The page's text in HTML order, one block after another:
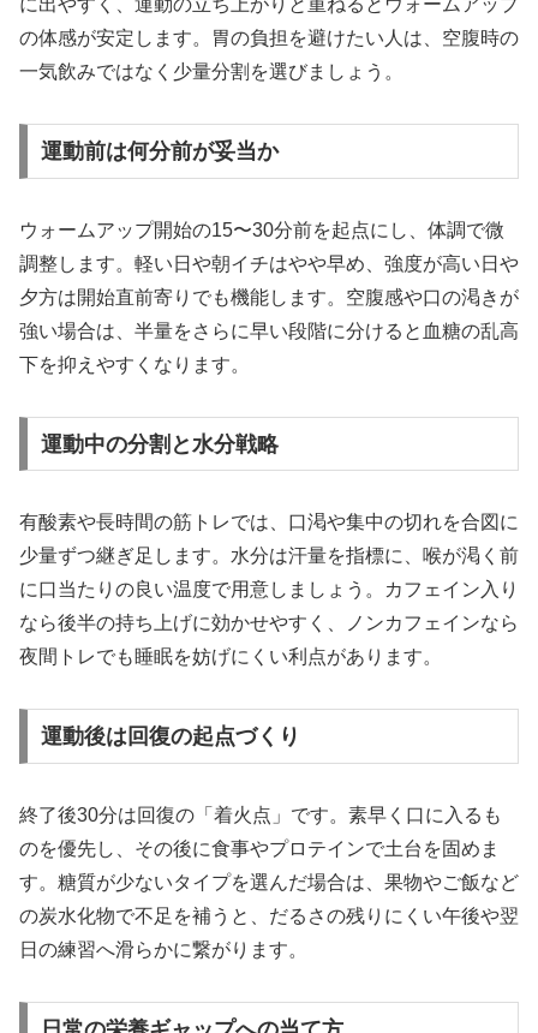
に出やすく、運動の立ち上がりと重ねるとウォームアップ
の体感が安定します。胃の負担を避けたい人は、空腹時の
一気飲みではなく少量分割を選びましょう。
運動前は何分前が妥当か
ウォームアップ開始の15〜30分前を起点にし、体調で微
調整します。軽い日や朝イチはやや早め、強度が高い日や
夕方は開始直前寄りでも機能します。空腹感や口の渇きが
強い場合は、半量をさらに早い段階に分けると血糖の乱高
下を抑えやすくなります。
運動中の分割と水分戦略
有酸素や長時間の筋トレでは、口渇や集中の切れを合図に
少量ずつ継ぎ足します。水分は汗量を指標に、喉が渇く前
に口当たりの良い温度で用意しましょう。カフェイン入り
なら後半の持ち上げに効かせやすく、ノンカフェインなら
夜間トレでも睡眠を妨げにくい利点があります。
運動後は回復の起点づくり
終了後30分は回復の「着火点」です。素早く口に入るも
のを優先し、その後に食事やプロテインで土台を固めま
す。糖質が少ないタイプを選んだ場合は、果物やご飯など
の炭水化物で不足を補うと、だるさの残りにくい午後や翌
日の練習へ滑らかに繋がります。